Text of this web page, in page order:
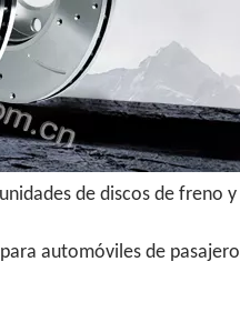
de discos de freno
automóviles de